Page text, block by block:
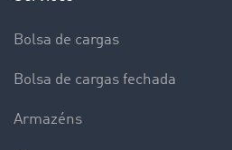
Bolsa de cargas
Bolsa de cargas fechada
Armazéns